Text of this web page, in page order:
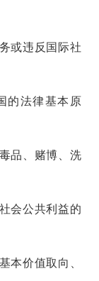
或违反国际社
的法律基本原
品、赌博、洗
会公共利益的
本价值取向、